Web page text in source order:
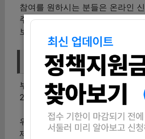
참여를 원하시는 분들은 온라인
주세요. 신청은 빠르게 진행되니
보세요.
문의처
부평구청소년수련관에 관한 문의
2232로 해보세요.
위의 두 프로그램은 청소년들에
제공합니다. 조건이 맞는다면 꼭